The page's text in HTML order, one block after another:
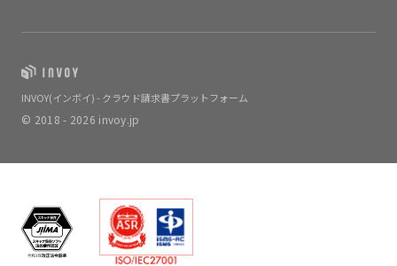
いますぐ無料登録
INVOY(インボイ) - クラウド請求書プラットフォーム
© 2018 - 2026 invoy.jp